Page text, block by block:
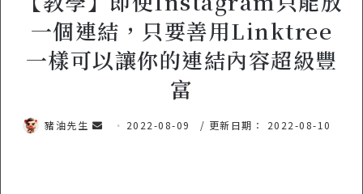
一個連結，只要善用Linktree
一樣可以讓你的連結內容超級豐
富
豬油先生 2022-08-09 / 更新日期： 2022-08-10